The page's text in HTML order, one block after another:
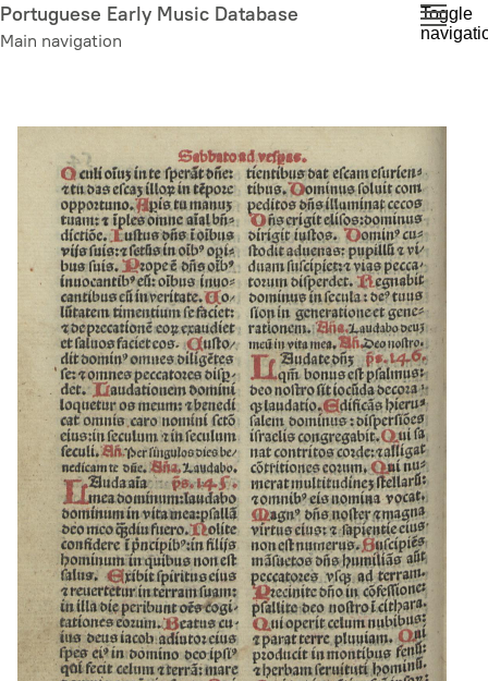
Skip
to
Portuguese Early Music Database
Main navigation
Toggle